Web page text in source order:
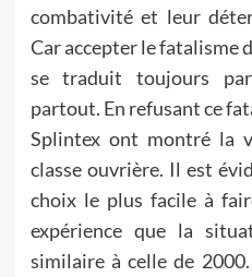
combativité et leur
Car accepter le fatalisme
se traduit toujours
partout. En refusant ce
Splintex ont montré la
classe ouvrière. Il est
choix le plus facile à
expérience que la
similaire à celle de